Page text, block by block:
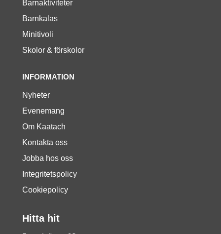
Barnaktiviteter
Barnkalas
Minitivoli
Skolor & förskolor
INFORMATION
Nyheter
Evenemang
Om Kaatach
Kontakta oss
Jobba hos oss
Integritetspolicy
Cookiepolicy
Hitta hit